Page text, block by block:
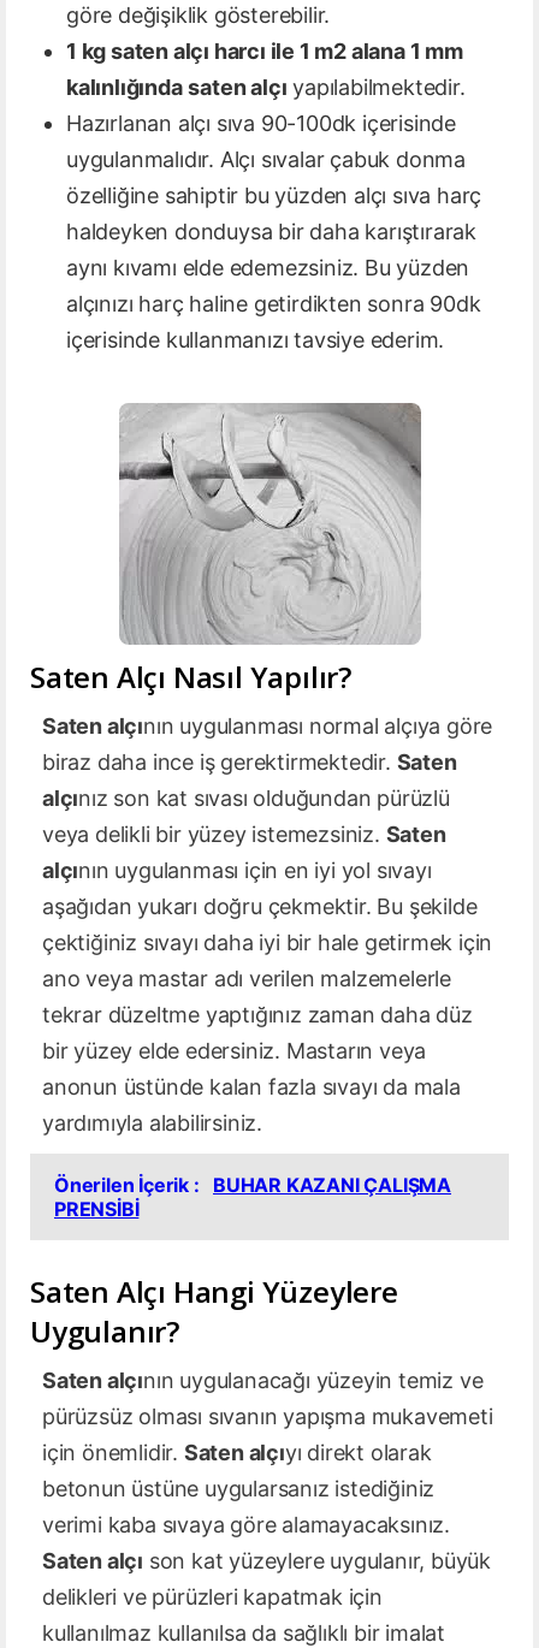
göre değişiklik gösterebilir.
1 kg saten alçı harcı ile 1 m2 alana 1 mm
kalınlığında saten alçı yapılabilmektedir.
Hazırlanan alçı sıva 90-100dk içerisinde
uygulanmalıdır. Alçı sıvalar çabuk donma
özelliğine sahiptir bu yüzden alçı sıva harç
haldeyken donduysa bir daha karıştırarak
aynı kıvamı elde edemezsiniz. Bu yüzden
alçınızı harç haline getirdikten sonra 90dk
içerisinde kullanmanızı tavsiye ederim.
Saten Alçı Nasıl Yapılır?
Saten alçının uygulanması normal alçıya göre
biraz daha ince iş gerektirmektedir. Saten
alçınız son kat sıvası olduğundan pürüzlü
veya delikli bir yüzey istemezsiniz. Saten
alçının uygulanması için en iyi yol sıvayı
aşağıdan yukarı doğru çekmektir. Bu şekilde
çektiğiniz sıvayı daha iyi bir hale getirmek için
ano veya mastar adı verilen malzemelerle
tekrar düzeltme yaptığınız zaman daha düz
bir yüzey elde edersiniz. Mastarın veya
anonun üstünde kalan fazla sıvayı da mala
yardımıyla alabilirsiniz.
Önerilen İçerik :
BUHAR KAZANI ÇALIŞMA
PRENSİBİ
Saten Alçı Hangi Yüzeylere
Uygulanır?
Saten alçının uygulanacağı yüzeyin temiz ve
pürüzsüz olması sıvanın yapışma mukavemeti
için önemlidir. Saten alçıyı direkt olarak
betonun üstüne uygularsanız istediğiniz
verimi kaba sıvaya göre alamayacaksınız.
Saten alçı son kat yüzeylere uygulanır, büyük
delikleri ve pürüzleri kapatmak için
kullanılmaz kullanılsa da sağlıklı bir imalat